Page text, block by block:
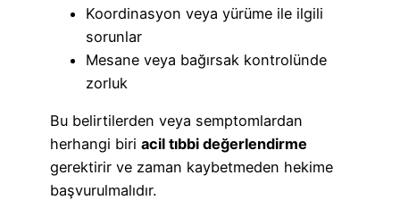
Koordinasyon veya yürüme ile ilgili
sorunlar
Mesane veya bağırsak kontrolünde
zorluk
Bu belirtilerden veya semptomlardan
herhangi biri acil tıbbi değerlendirme
gerektirir ve zaman kaybetmeden hekime
başvurulmalıdır.